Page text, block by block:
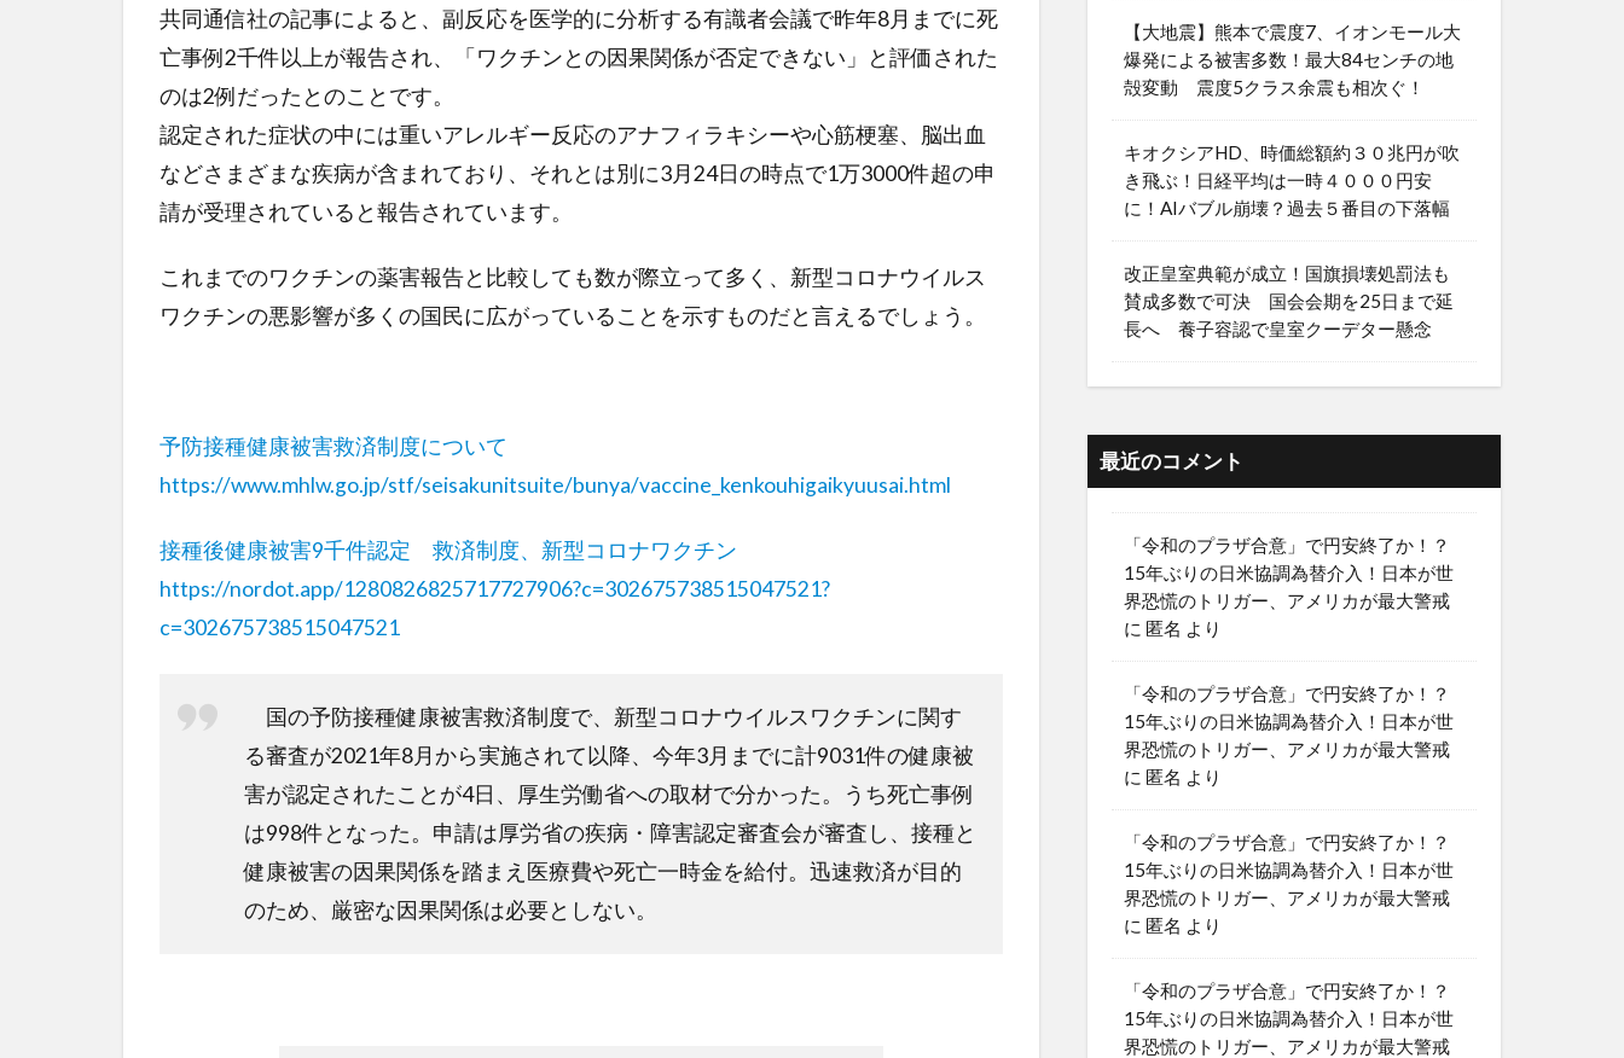
共同通信社の記事によると、副反応を医学的に分析する有識者会議で昨年8月までに死
亡事例2千件以上が報告され、「ワクチンとの因果関係が否定できない」と評価された
のは2例だったとのことです。
認定された症状の中には重いアレルギー反応のアナフィラキシーや心筋梗塞、脳出血
などさまざまな疾病が含まれており、それとは別に3月24日の時点で1万3000件超の申
請が受理されていると報告されています。
これまでのワクチンの薬害報告と比較しても数が際立って多く、新型コロナウイルス
ワクチンの悪影響が多くの国民に広がっていることを示すものだと言えるでしょう。
予防接種健康被害救済制度について
https://www.mhlw.go.jp/stf/seisakunitsuite/bunya/vaccine_kenkouhigaikyuusai.html
接種後健康被害9千件認定 救済制度、新型コロナワクチン
https://nordot.app/1280826825717727906?c=302675738515047521?
c=302675738515047521
国の予防接種健康被害救済制度で、新型コロナウイルスワクチンに関す
る審査が2021年8月から実施されて以降、今年3月までに計9031件の健康被
害が認定されたことが4日、厚生労働省への取材で分かった。うち死亡事例
は998件となった。申請は厚労省の疾病・障害認定審査会が審査し、接種と
健康被害の因果関係を踏まえ医療費や死亡一時金を給付。迅速救済が目的
のため、厳密な因果関係は必要としない。
【大地震】熊本で震度7、イオンモール大
爆発による被害多数！最大84センチの地
殻変動 震度5クラス余震も相次ぐ！
キオクシアHD、時価総額約３０兆円が吹
き飛ぶ！日経平均は一時４０００円安
に！AIバブル崩壊？過去５番目の下落幅
改正皇室典範が成立！国旗損壊処罰法も
賛成多数で可決 国会会期を25日まで延
長へ 養子容認で皇室クーデター懸念
最近のコメント
「令和のプラザ合意」で円安終了か！？
15年ぶりの日米協調為替介入！日本が世
界恐慌のトリガー、アメリカが最大警戒
に 匿名 より
「令和のプラザ合意」で円安終了か！？
15年ぶりの日米協調為替介入！日本が世
界恐慌のトリガー、アメリカが最大警戒
に 匿名 より
「令和のプラザ合意」で円安終了か！？
15年ぶりの日米協調為替介入！日本が世
界恐慌のトリガー、アメリカが最大警戒
に 匿名 より
「令和のプラザ合意」で円安終了か！？
15年ぶりの日米協調為替介入！日本が世
界恐慌のトリガー、アメリカが最大警戒